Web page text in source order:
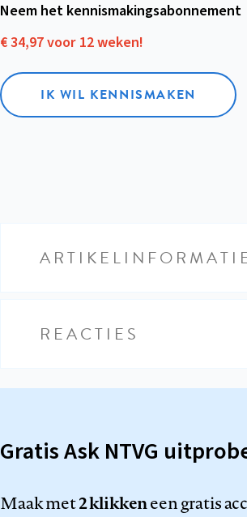
Neem het kennismakings­abonnement
€ 34,97 voor 12 weken!
IK WIL KENNISMAKEN
REACTIES
Gratis Ask NTVG
Maak met2 klikkeneen gratis